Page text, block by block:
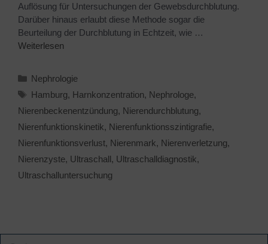
Auflösung für Untersuchungen der Gewebsdurchblutung.
Darüber hinaus erlaubt diese Methode sogar die
Beurteilung der Durchblutung in Echtzeit, wie …
Weiterlesen
Nephrologie
Hamburg, Harnkonzentration, Nephrologe,
Nierenbeckenentzündung, Nierendurchblutung,
Nierenfunktionskinetik, Nierenfunktionsszintigrafie,
Nierenfunktionsverlust, Nierenmark, Nierenverletzung,
Nierenzyste, Ultraschall, Ultraschalldiagnostik,
Ultraschalluntersuchung